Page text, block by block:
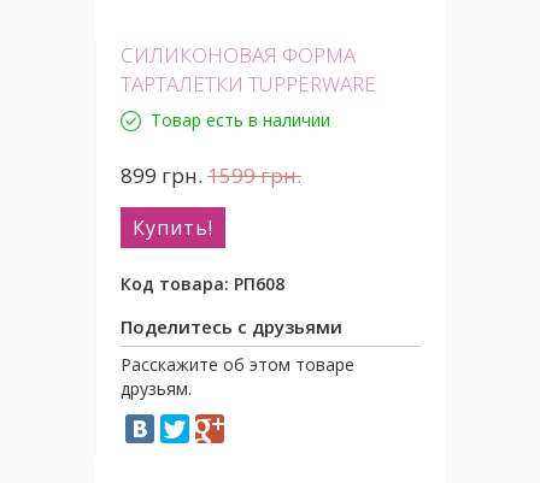
СИЛИКОНОВАЯ ФОРМА
ТАРТАЛЕТКИ TUPPERWARE
Товар есть в наличии
899 грн. 1599грн.
Купить!
Код товара: РП608
Поделитесь с друзьями
Расскажите об этом товаре
друзьям.